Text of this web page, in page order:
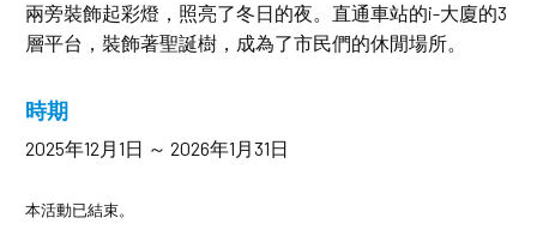
兩旁裝飾起彩燈，照亮了冬日的夜。直通車站的i-大廈的3
層平台，裝飾著聖誕樹，成為了市民們的休閒場所。
時期
2025年12月1日 ～ 2026年1月31日
本活動已結束。